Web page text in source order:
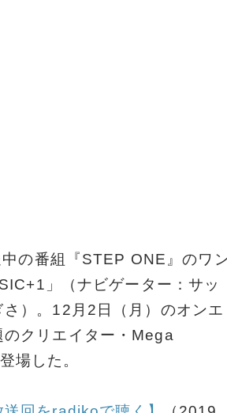
の番組『STEP ONE』のワ
」（ナビゲーター：サッ
さ）。12月2日（月）のオンエ
のクリエイター・Mega
場した。